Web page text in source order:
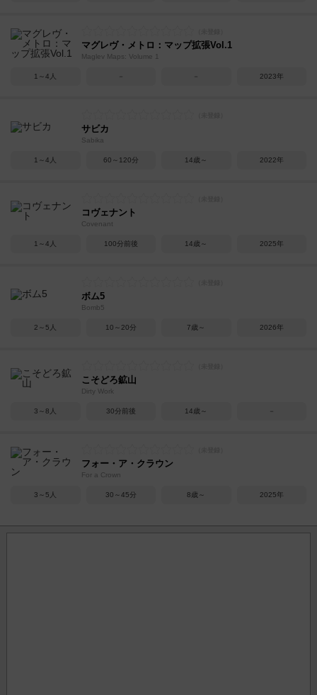
マグレヴ・メトロ：マップ拡張Vol.1
Maglev Maps: Volume 1
1～4人 － － 2023年
サビカ
Sabika
1～4人 60～120分 14歳～ 2022年
コヴェナント
Covenant
1～4人 100分前後 14歳～ 2025年
ボム5
Bomb5
2～5人 10～20分 7歳～ 2026年
こそどろ鉱山
Dirty Work
3～8人 30分前後 14歳～ －
フォー・ア・クラウン
For a Crown
3～5人 30～45分 8歳～ 2025年